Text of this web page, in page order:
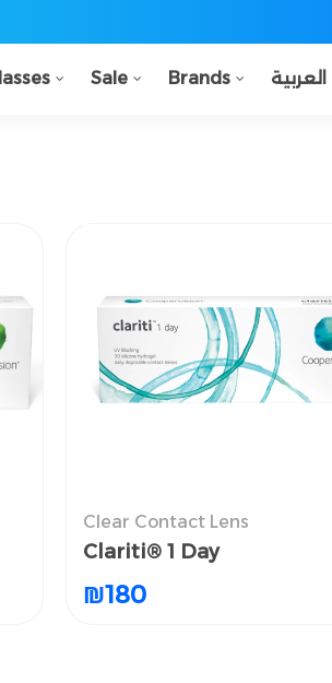
Sale Brands العربية
Clear Contact Lens
Clariti® 1 Day
₪180
اللاصقة الطبية الشفافة
Clariti® 1 Day
₪180